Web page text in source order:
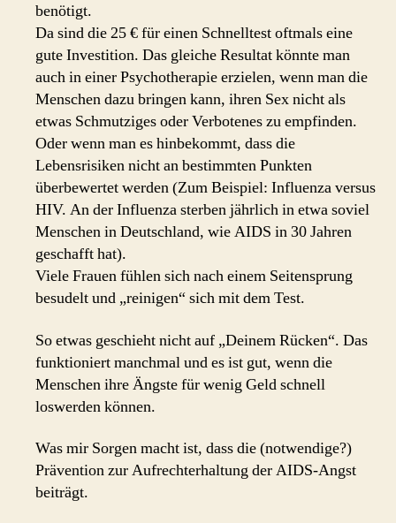
benötigt.
Da sind die 25 € für einen Schnelltest oftmals eine
gute Investition. Das gleiche Resultat könnte man
auch in einer Psychotherapie erzielen, wenn man die
Menschen dazu bringen kann, ihren Sex nicht als
etwas Schmutziges oder Verbotenes zu empfinden.
Oder wenn man es hinbekommt, dass die
Lebensrisiken nicht an bestimmten Punkten
überbewertet werden (Zum Beispiel: Influenza versus
HIV. An der Influenza sterben jährlich in etwa soviel
Menschen in Deutschland, wie AIDS in 30 Jahren
geschafft hat).
Viele Frauen fühlen sich nach einem Seitensprung
besudelt und „reinigen“ sich mit dem Test.
So etwas geschieht nicht auf „Deinem Rücken“. Das
funktioniert manchmal und es ist gut, wenn die
Menschen ihre Ängste für wenig Geld schnell
loswerden können.
Was mir Sorgen macht ist, dass die (notwendige?)
Prävention zur Aufrechterhaltung der AIDS-Angst
beiträgt.